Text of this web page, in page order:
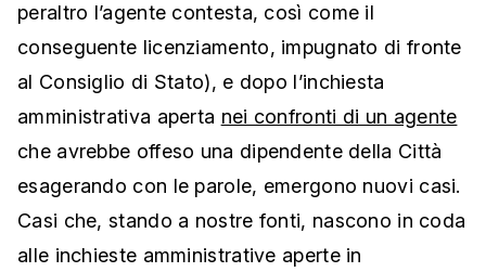
peraltro l’agente contesta, così come il
conseguente licenziamento, impugnato di fronte
al Consiglio di Stato), e dopo l’inchiesta
amministrativa aperta nei confronti di un agente
che avrebbe offeso una dipendente della Città
esagerando con le parole, emergono nuovi casi.
Casi che, stando a nostre fonti, nascono in coda
alle inchieste amministrative aperte in